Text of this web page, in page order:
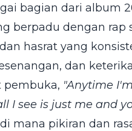
bagian dari album
berpadu dengan
hasrat yang
dan
pembuka, "Anytime
I see is just me and
mana pikiran dan